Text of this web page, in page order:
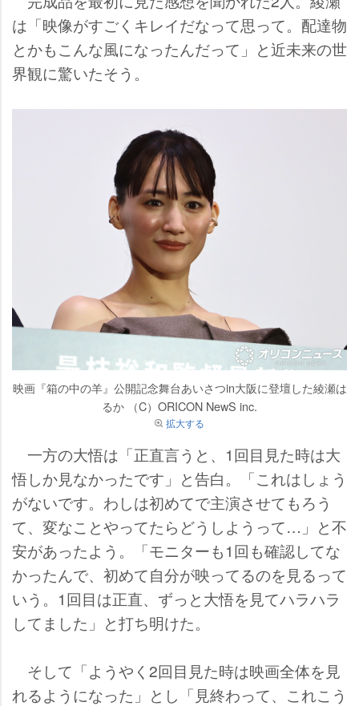
は「映像がすごくキレイだなって思って。配達物
とかもこんな風になったんだって」と近未来の世
界観に驚いたそう。
映画『箱の中の羊』公開記念舞台あいさつin大阪に登壇した綾瀬は
るか （C）ORICON NewS inc.
拡大する
一方の大悟は「正直言うと、1回目見た時は大
悟しか見なかったです」と告白。「これはしょう
がないです。わしは初めてで主演させてもろう
て、変なことやってたらどうしようって…」と不
安があったよう。「モニターも1回も確認してな
かったんで、初めて自分が映ってるのを見るって
いう。1回目は正直、ずっと大悟を見てハラハラ
してました」と打ち明けた。
そして「ようやく2回目見た時は映画全体を見
れるようになった」とし「見終わって、これこう